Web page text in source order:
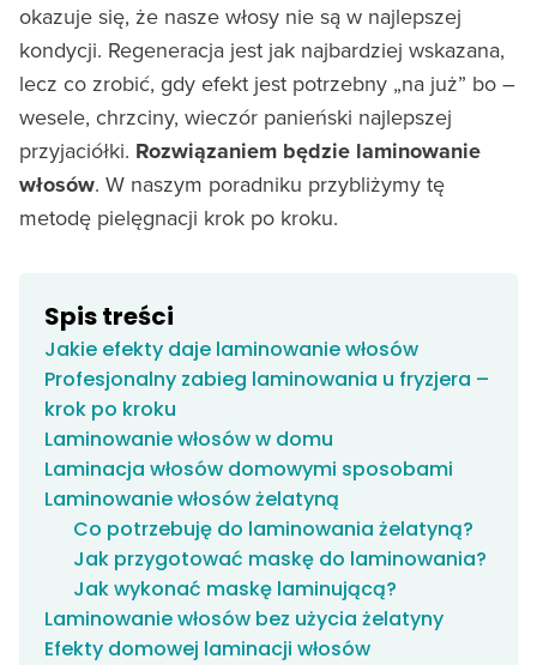
okazuje się, że nasze włosy nie są w najlepszej
kondycji. Regeneracja jest jak najbardziej wskazana,
lecz co zrobić, gdy efekt jest potrzebny „na już” bo –
wesele, chrzciny, wieczór panieński najlepszej
przyjaciółki. Rozwiązaniem będzie laminowanie
włosów. W naszym poradniku przybliżymy tę
metodę pielęgnacji krok po kroku.
Spis treści
Jakie efekty daje laminowanie włosów
Profesjonalny zabieg laminowania u fryzjera –
krok po kroku
Laminowanie włosów w domu
Laminacja włosów domowymi sposobami
Laminowanie włosów żelatyną
Co potrzebuję do laminowania żelatyną?
Jak przygotować maskę do laminowania?
Jak wykonać maskę laminującą?
Laminowanie włosów bez użycia żelatyny
Efekty domowej laminacji włosów